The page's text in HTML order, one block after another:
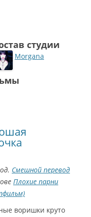
студии
Morgana
Смешной перевод
Плохие парни
воришки круто